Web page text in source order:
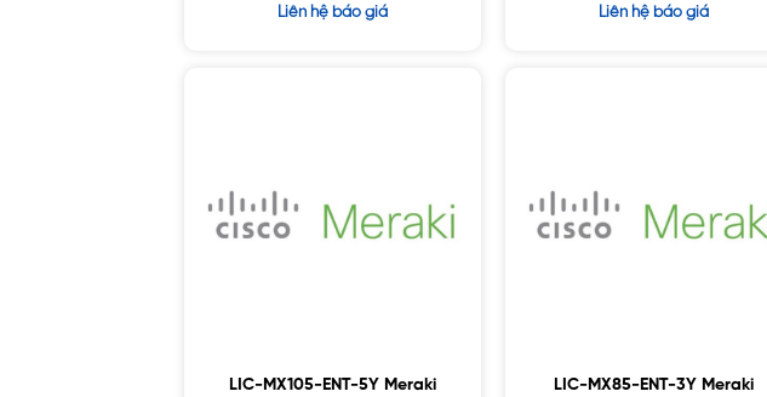
Được xếp
Liên hệ báo giá
Được xếp
Liên hệ báo giá
LIC-MX105-ENT-5Y Meraki
LIC-MX85-ENT-3Y Meraki